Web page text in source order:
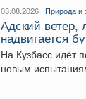
03.08.2026 |Природа и
Адский ветер,
надвигается
На Кузбасс идёт
новым